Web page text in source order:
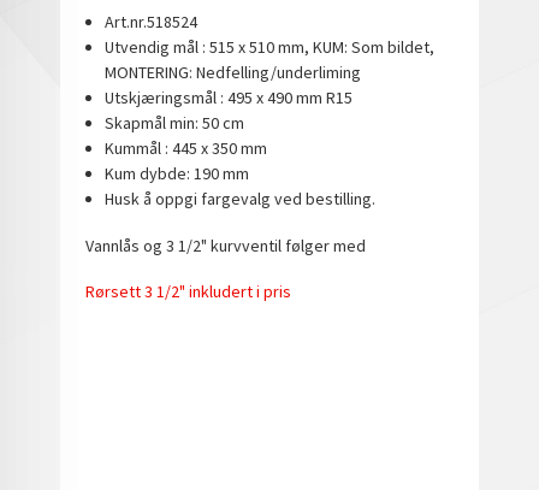
Art.nr.518524
Utvendig mål : 515 x 510 mm, KUM: Som bildet,
MONTERING: Nedfelling/underliming
Utskjæringsmål : 495 x 490 mm R15
Skapmål min: 50 cm
Kummål : 445 x 350 mm
Kum dybde: 190 mm
Husk å oppgi fargevalg ved bestilling.
Vannlås og 3 1/2" kurvventil følger med
Rørsett 3 1/2" inkludert i pris